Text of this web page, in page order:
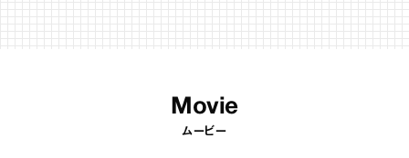
Movie
ムービー